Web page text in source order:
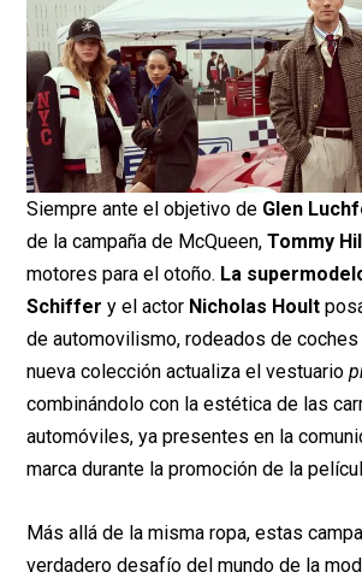
Siempre ante el objetivo de Glen
de la campaña de McQueen,Tommy
motores para el otoño. La
Schiffer y el actor Nicholas Hoult
de automovilismo, rodeados de
nueva colección actualiza el vestuario
combinándolo con la estética de las
automóviles, ya presentes en la
marca durante la promoción de la
Más allá de la misma ropa, estas
verdadero desafío del mundo de la